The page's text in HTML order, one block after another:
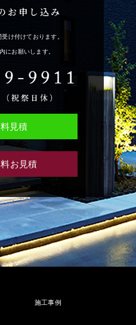
お申し込み
け付けております。
にお願いします。
見積
お見積
施工事例